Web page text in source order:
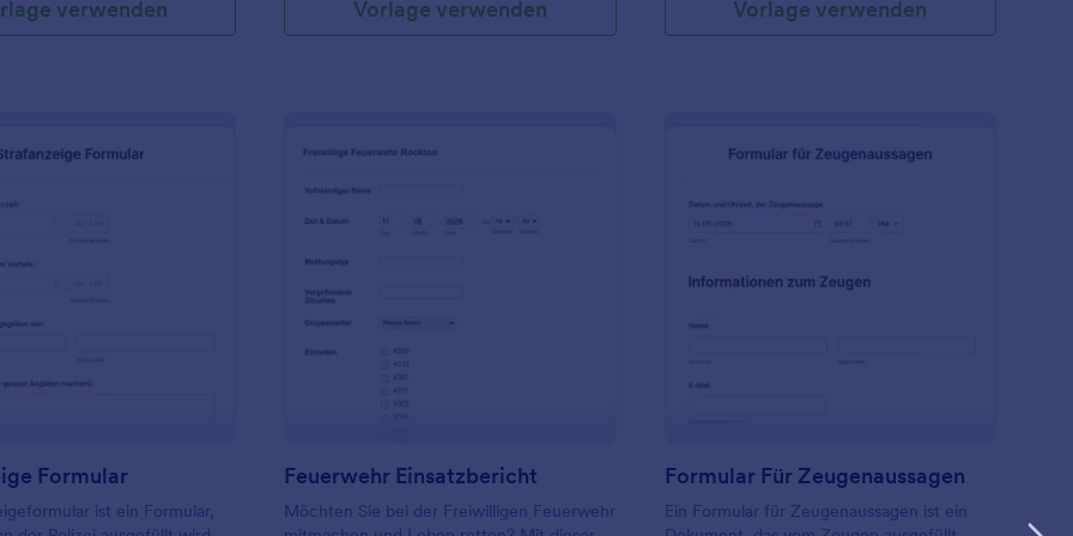
verwenden
verstehen, die Eltern zu informieren und
einen Plan zu erstellen, um weitere Vorfälle
anpassen und sie entweder in Ihre Website
Vorlage verwenden Vorlage verwenden
: Strafanzeige Formular
Formular
ist ein Formular,
Feuerwehr Einsatzbericht
Möchten Sie bei der Freiwilligen Feuerwehr
Formular Für Zeugenaussagen
Ein Formular für Zeugenaussagen ist ein